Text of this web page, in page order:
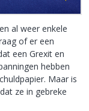
al weer enkele
of er een
een Grexit en
hebben
Maar is
ze in gebreke